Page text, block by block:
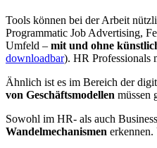
Tools können bei der Arbeit
Programmatic Job Advertising,
Umfeld – mit und ohne
downloadbar). HR Professionals
Ähnlich ist es im Bereich der
von Geschäftsmodellen müssen
Sowohl im HR- als auch
Wandelmechanismen erkennen.